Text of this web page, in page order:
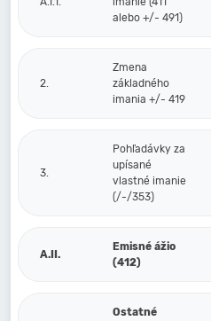
alebo +/- 491)
2.
Zmena
základného
imania +/- 419
3.
Pohľadávky za
upísané
vlastné imanie
(/-/353)
A.II.
Emisné ážio
(412)
Ostatné